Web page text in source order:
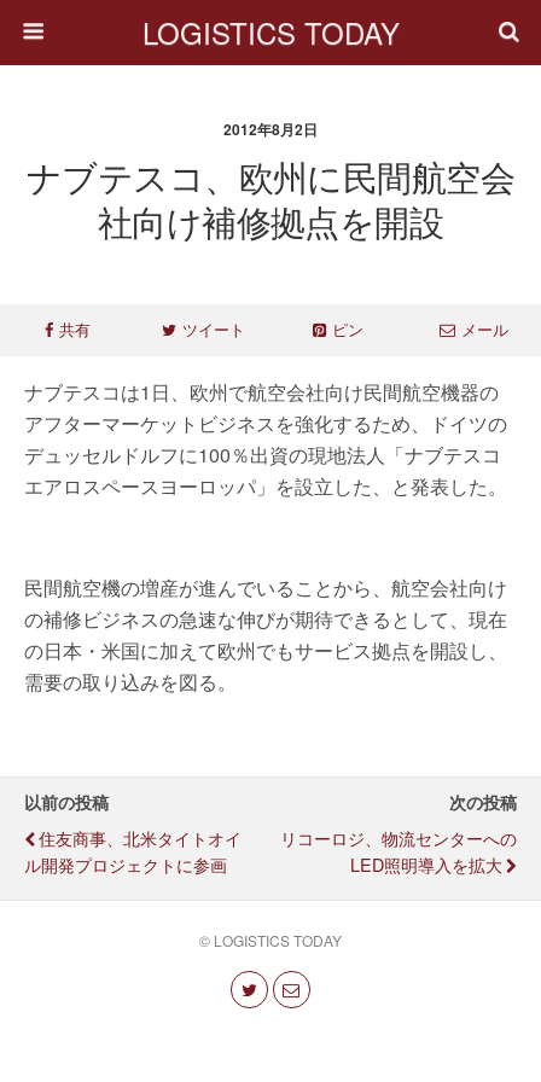
LOGISTICS TODAY
2012年8月2日
ナブテスコ、欧州に民間航空会
社向け補修拠点を開設
共有 ツイート ピン メール
ナブテスコは1日、欧州で航空会社向け民間航空機器の
アフターマーケットビジネスを強化するため、ドイツの
デュッセルドルフに100％出資の現地法人「ナブテスコ
エアロスペースヨーロッパ」を設立した、と発表した。
民間航空機の増産が進んでいることから、航空会社向け
の補修ビジネスの急速な伸びが期待できるとして、現在
の日本・米国に加えて欧州でもサービス拠点を開設し、
需要の取り込みを図る。
以前の投稿
住友商事、北米タイトオイ
ル開発プロジェクトに参画
次の投稿
リコーロジ、物流センターへの
LED照明導入を拡大
© LOGISTICS TODAY